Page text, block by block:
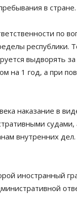
в стране.
по
республики.
выдворять
на 1 год, а при
наказание в
внутренних
иностранный